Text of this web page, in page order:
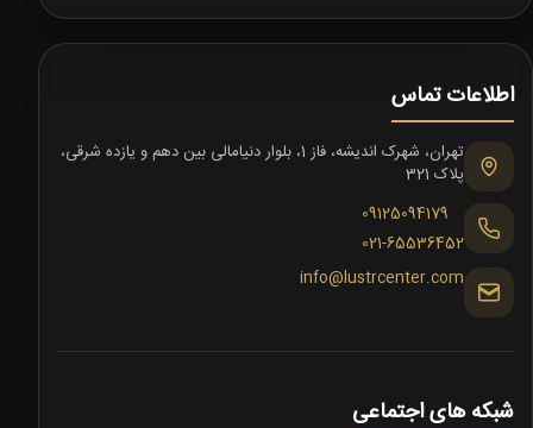
اطلاعات تماس
تهران، شهرک اندیشه، فاز 1، بلوار دنیامالی بین دهم و یازده شرقی،
پلاک 321
09125094179
021-65536452
info@lustrcenter.com
شبکه های اجتماعی